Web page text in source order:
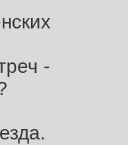
-